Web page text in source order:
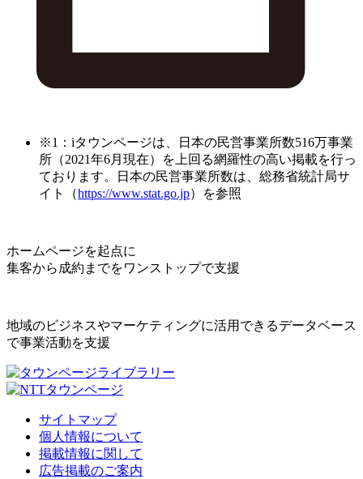
※1：iタウンページは、日本の民営事業所数516万事業
所（2021年6月現在）を上回る網羅性の高い掲載を行っ
ております。日本の民営事業所数は、総務省統計局サ
イト（https://www.stat.go.jp）を参照
ホームページを起点に
集客から成約までをワンストップで支援
地域のビジネスやマーケティングに活用できるデータベース
で事業活動を支援
サイトマップ
個人情報について
掲載情報に関して
広告掲載のご案内